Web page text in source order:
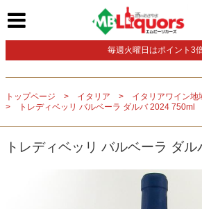
毎週火曜日はポイント3
トップページ イタリア イタリアワイン地
トレディベッリ バルベーラ ダルバ 2024 750ml
トレディベッリ バルベーラ ダル